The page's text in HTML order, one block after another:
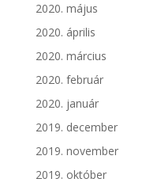
2020. május
2020. április
2020. március
2020. február
2020. január
2019. december
2019. november
2019. október